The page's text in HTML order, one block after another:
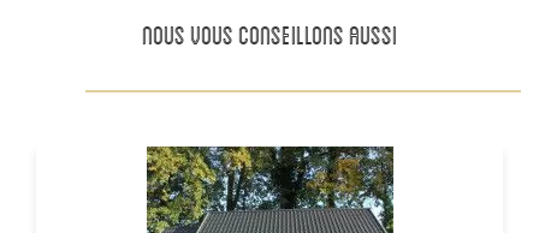
NOUS VOUS CONSEILLONS AUSSI